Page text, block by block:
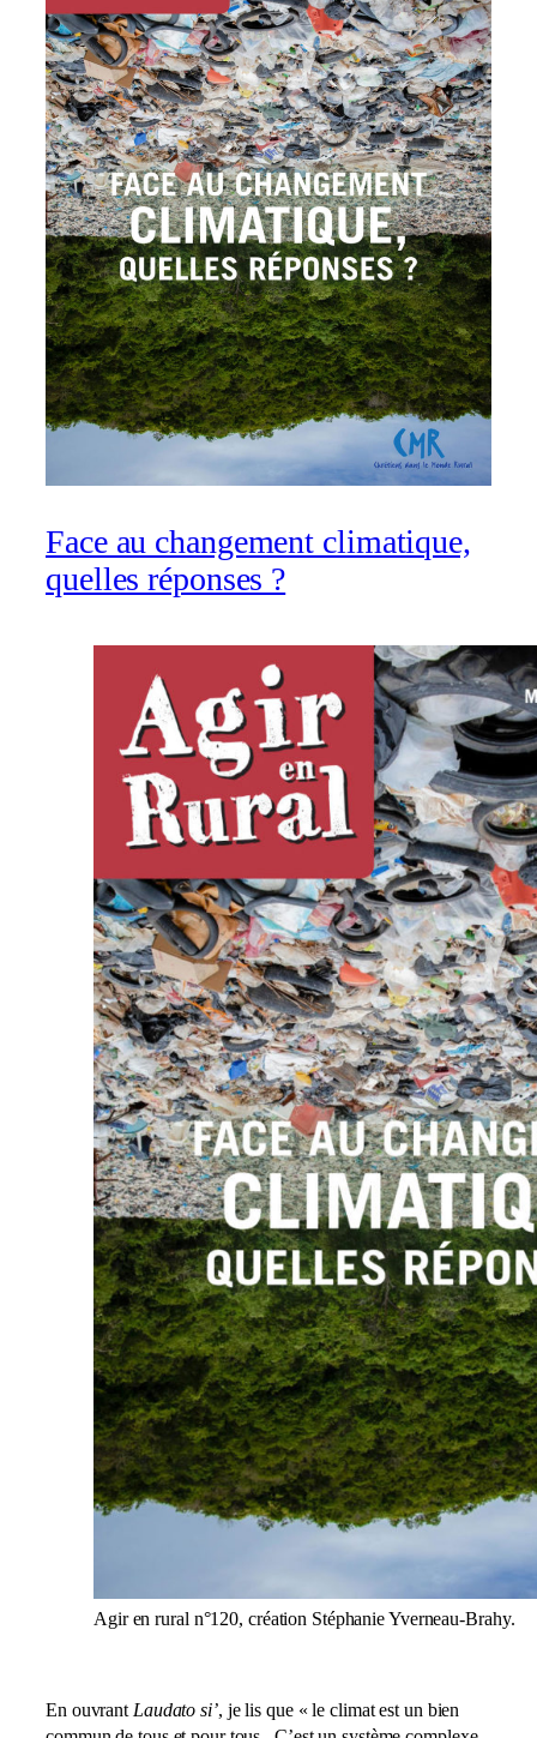
Face au changement climatique,
quelles réponses ?
Agir en rural n°120, création Stéphanie Yverneau-Brahy.
En ouvrantLaudato si’, je lis que « le climat est un bien